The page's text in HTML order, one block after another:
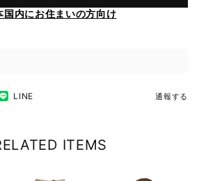
国内にお住まいの方向け
LINE 通報する
ITEMS